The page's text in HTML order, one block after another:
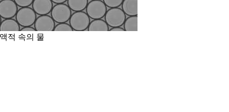
적 속의 물